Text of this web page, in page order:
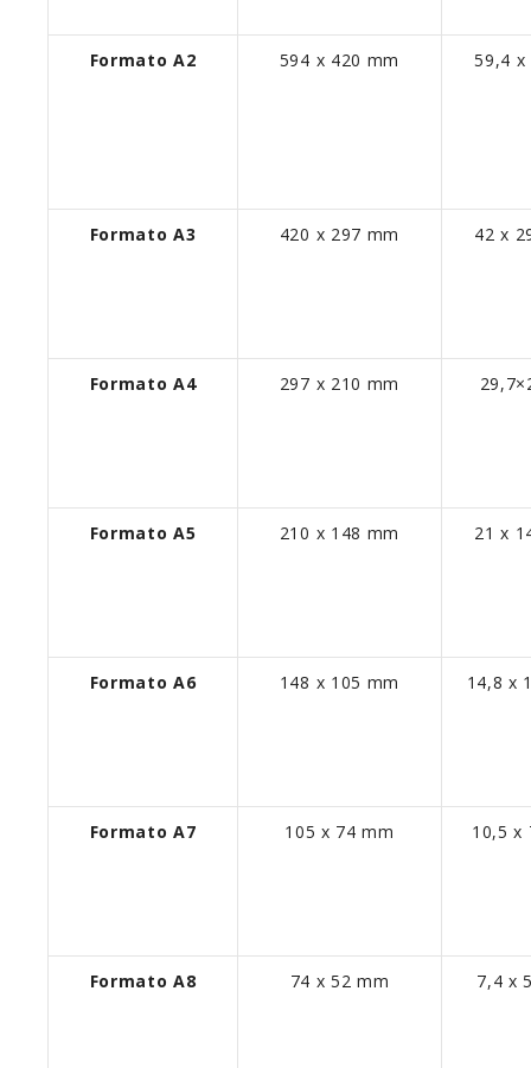
Formato A2 594 x 420 mm 59,4 x
Formato A3 420 x 297 mm 42 x
Formato A4 297 x 210 mm
Formato A5 210 x 148 mm 21 x
Formato A6 148 x 105 mm 14,8 x
Formato A7 105 x 74 mm 10,5 x
Formato A8 74 x 52 mm 7,4 x